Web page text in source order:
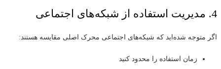
4. مدیریت استفاده از شبکه‌های اجتماعی
اگر متوجه شده‌اید که شبکه‌های اجتماعی محرک اصلی مقایسه هستند:
زمان استفاده را محدود کنید